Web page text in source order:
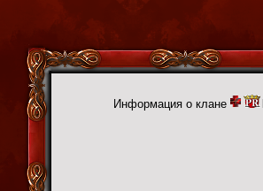
Информация о клане